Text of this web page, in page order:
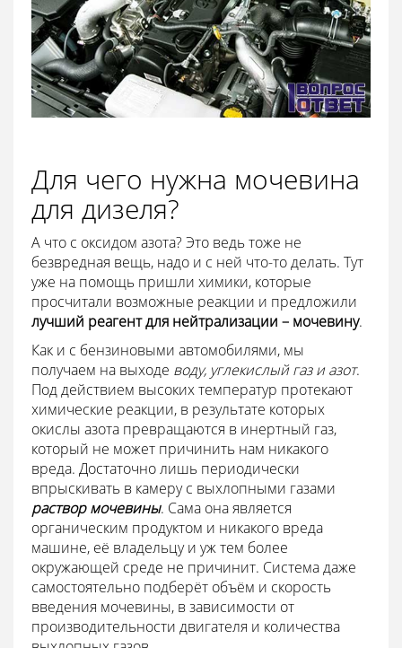
Для чего нужна мочевина
для дизеля?
А что с оксидом азота? Это ведь тоже не
безвредная вещь, надо и с ней что-то делать. Тут
уже на помощь пришли химики, которые
просчитали возможные реакции и предложили
лучший реагент для нейтрализации – мочевину.
Как и с бензиновыми автомобилями, мы
получаем на выходе воду, углекислый газ и азот.
Под действием высоких температур протекают
химические реакции, в результате которых
окислы азота превращаются в инертный газ,
который не может причинить нам никакого
вреда. Достаточно лишь периодически
впрыскивать в камеру с выхлопными газами
раствор мочевины. Сама она является
органическим продуктом и никакого вреда
машине, её владельцу и уж тем более
окружающей среде не причинит. Система даже
самостоятельно подберёт объём и скорость
введения мочевины, в зависимости от
производительности двигателя и количества